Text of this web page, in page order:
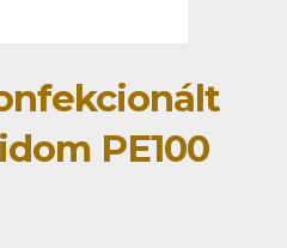
PE100